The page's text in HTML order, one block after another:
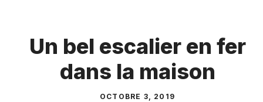
Un bel escalier en fer
dans la maison
OCTOBRE 3, 2019